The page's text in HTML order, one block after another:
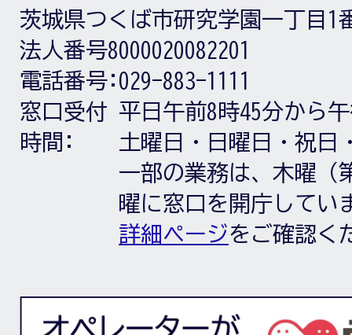
茨城県つくば市研究学園一丁目1
法人番号8000020082201
電話番号: 029-883-1111
窓口受付
時間:
平日午前8時45分から
土曜日・日曜日・祝日
一部の業務は、木曜（
曜に窓口を開庁してい
詳細ページをご確認く